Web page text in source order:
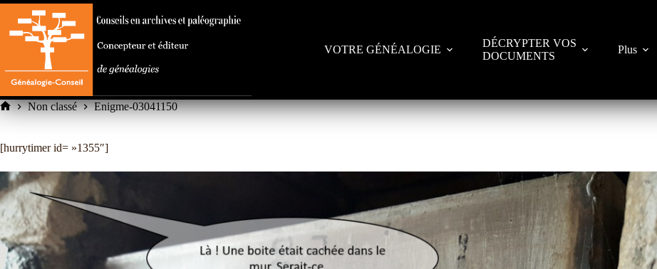
Passer
contenu
VOTRE GÉNÉALOGIE
DÉCRYPTER VOS
DOCUMENTS
Plus
Accueil
Non classé Enigme-03041150
[hurrytimer id= »1355″]